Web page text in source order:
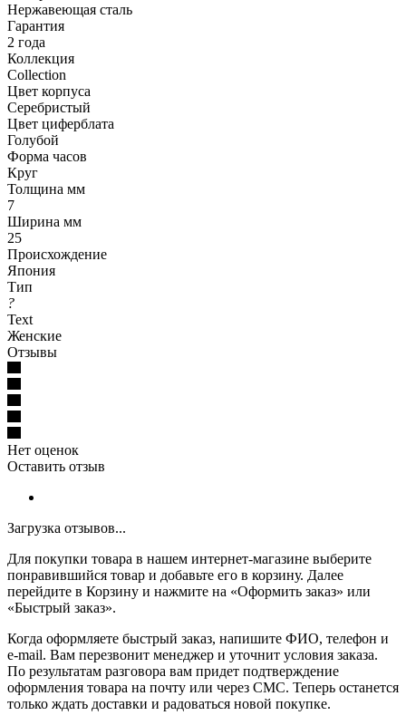
Нержавеющая сталь
Гарантия
2 года
Коллекция
Collection
Цвет корпуса
Серебристый
Цвет циферблата
Голубой
Форма часов
Круг
Толщина мм
7
Ширина мм
25
Происхождение
Япония
Тип
?
Text
Женские
Отзывы
Нет оценок
Оставить отзыв
Загрузка отзывов...
Для покупки товара в нашем интернет-магазине выберите
понравившийся товар и добавьте его в корзину. Далее
перейдите в Корзину и нажмите на «Оформить заказ» или
«Быстрый заказ».
Когда оформляете быстрый заказ, напишите ФИО, телефон и
e-mail. Вам перезвонит менеджер и уточнит условия заказа.
По результатам разговора вам придет подтверждение
оформления товара на почту или через СМС. Теперь останется
только ждать доставки и радоваться новой покупке.